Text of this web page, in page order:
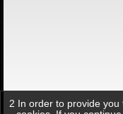
2 In order to provide